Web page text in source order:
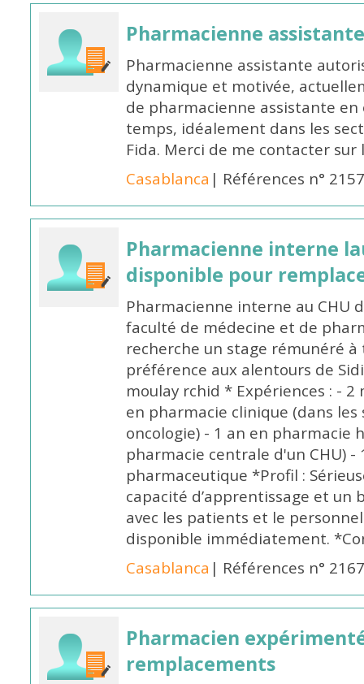
Pharmacienne
Pharmacienne assistante
dynamique et motivée,
de pharmacienne assistante en
temps, idéalement dans les
Fida. Merci de me contacter sur
Casablanca | Références n°
Pharmacienne interne
disponible pour
Pharmacienne interne au CHU
faculté de médecine et de
recherche un stage rémunéré
préférence aux alentours de
moulay rchid * Expériences : -
en pharmacie clinique (dans les
oncologie) - 1 an en pharmacie
pharmacie centrale d'un CHU)
pharmaceutique *Profil :
capacité d’apprentissage et un
avec les patients et le
disponible immédiatement.
Casablanca | Références n°
Pharmacien
remplacements